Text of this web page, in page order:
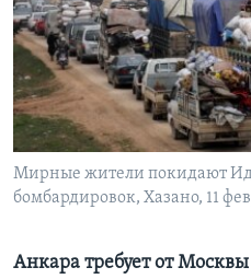
Learning English
СОЦИАЛЬНЫЕ СЕТИ
Языки
Мирные жители покидают
бомбардировок, Хазано, 11
Анкара требует от